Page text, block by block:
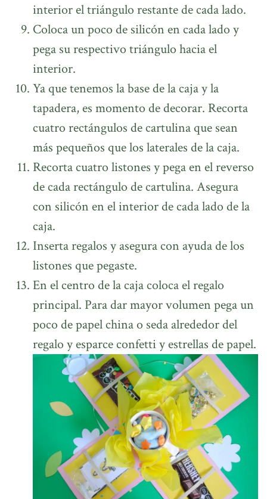
interior el triángulo restante de cada lado.
Coloca un poco de silicón en cada lado y
pega su respectivo triángulo hacia el
interior.
Ya que tenemos la base de la caja y la
tapadera, es momento de decorar. Recorta
cuatro rectángulos de cartulina que sean
más pequeños que los laterales de la caja.
Recorta cuatro listones y pega en el reverso
de cada rectángulo de cartulina. Asegura
con silicón en el interior de cada lado de la
caja.
Inserta regalos y asegura con ayuda de los
listones que pegaste.
En el centro de la caja coloca el regalo
principal. Para dar mayor volumen pega un
poco de papel china o seda alrededor del
regalo y esparce confetti y estrellas de papel.